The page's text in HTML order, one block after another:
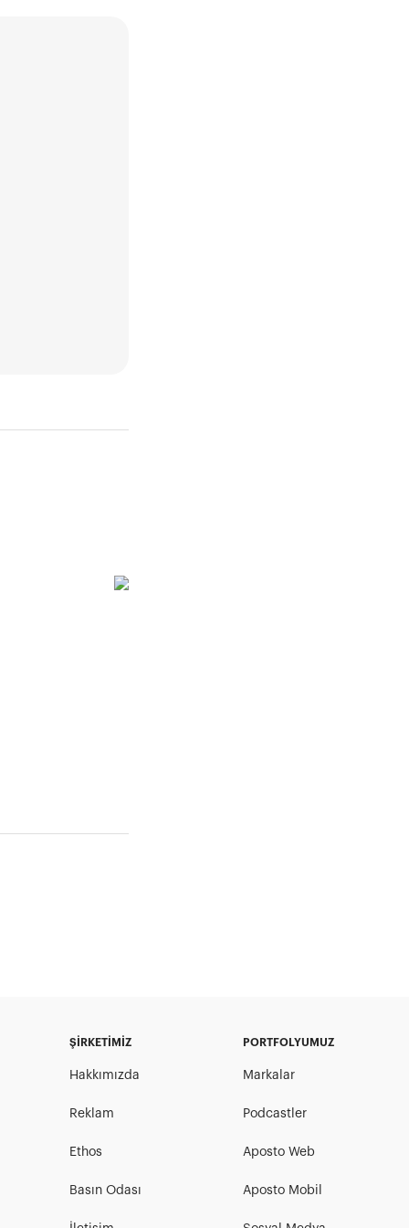
ŞİRKETİMİZ
Hakkımızda
Reklam
Ethos
Basın Odası
PORTFOLYUMUZ
Markalar
Podcastler
Aposto Web
Aposto Mobil